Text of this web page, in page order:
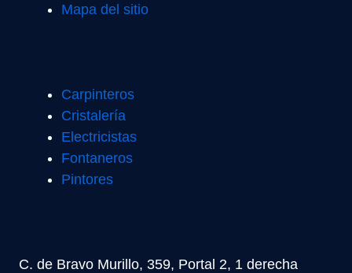
Mapa del sitio
Carpinteros
Cristalería
Electricistas
Fontaneros
Pintores
C. de Bravo Murillo, 359, Portal 2, 1 derecha